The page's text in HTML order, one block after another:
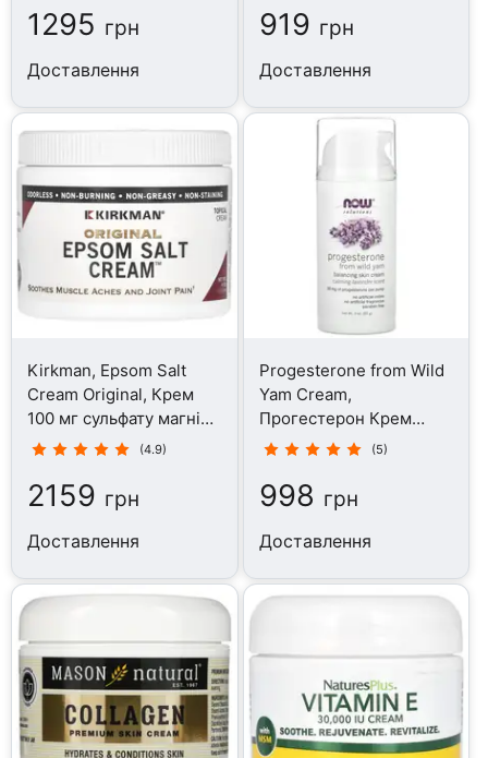
1295 грн
Доставлення
919 грн
Доставлення
Kirkman, Epsom Salt
Cream Original, Крем
100 мг сульфату магнію,
113 г
(4.9)
2159 грн
Доставлення
Progesterone from Wild
Yam Cream,
Прогестерон Крем
Дикий ямс, 85 г
(5)
998 грн
Доставлення